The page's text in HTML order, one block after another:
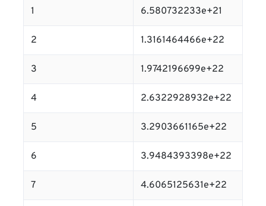
1 6.580732233e+21
2 1.3161464466e+22
3 1.9742196699e+22
4 2.6322928932e+22
5 3.2903661165e+22
6 3.9484393398e+22
7 4.6065125631e+22